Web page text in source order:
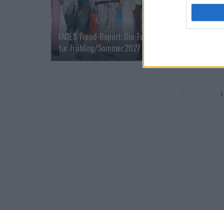
FACES Trend-Report: Die Top 13 Menswear-Trends
für Frühling/Sommer 2027